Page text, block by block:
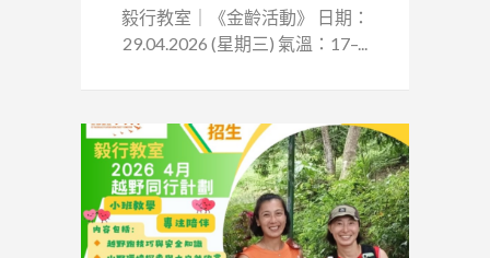
毅行教室｜《金齡活動》 日期：
29.04.2026 (星期三) 氣溫：17–...